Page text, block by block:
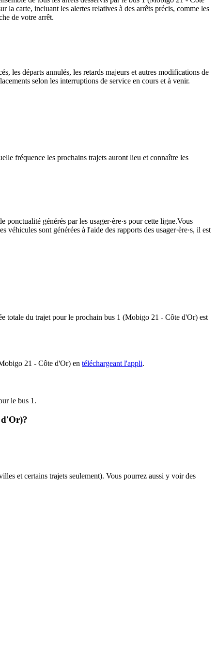
la carte, incluant les alertes relatives à des arrêts précis, comme les
de votre arrêt.
les départs annulés, les retards majeurs et autres modifications de
selon les interruptions de service en cours et à venir.
fréquence les prochains trajets auront lieu et connaître les
ponctualité générés par les usager·ère·s pour cette ligne.Vous
sont générées à l'aide des rapports des usager·ère·s, il est
totale du trajet pour le prochain bus 1 (Mobigo 21 - Côte d'Or) est
21 - Côte d'Or) en téléchargeant l'appli.
le bus 1.
d'Or)?
et certains trajets seulement). Vous pourrez aussi y voir des